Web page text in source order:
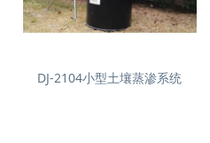
DJ-2104小型土壤蒸渗系统